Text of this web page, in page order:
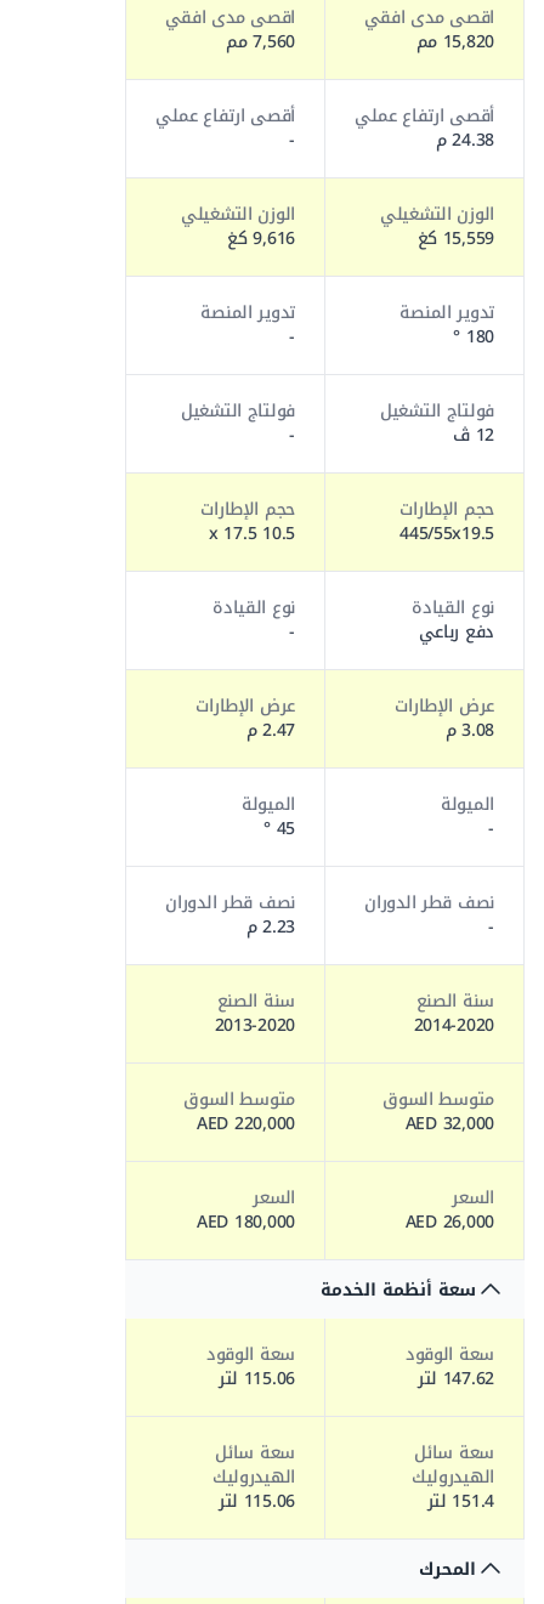
اقصى مدى افقي
15,820 مم
اقصى مدى افقي
7,560 مم
أقصى ارتفاع عملي
24.38 م
أقصى ارتفاع عملي
-
الوزن التشغيلي
15,559 كغ
الوزن التشغيلي
9,616 كغ
تدوير المنصة
180 °
تدوير المنصة
-
فولتاج التشغيل
12 ڤ
فولتاج التشغيل
-
حجم الإطارات
445/55x19.5
حجم الإطارات
10.5 x 17.5
نوع القيادة
دفع رباعي
نوع القيادة
-
عرض الإطارات
3.08 م
عرض الإطارات
2.47 م
الميولة
-
الميولة
45 °
نصف قطر الدوران
-
نصف قطر الدوران
2.23 م
سنة الصنع
2014-2020
سنة الصنع
2013-2020
متوسط السوق
32,000 AED
متوسط السوق
220,000 AED
السعر
26,000 AED
السعر
180,000 AED
سعة أنظمة الخدمة
سعة الوقود
147.62 لتر
سعة الوقود
115.06 لتر
سعة سائل
الهيدروليك
151.4 لتر
سعة سائل
الهيدروليك
115.06 لتر
المحرك